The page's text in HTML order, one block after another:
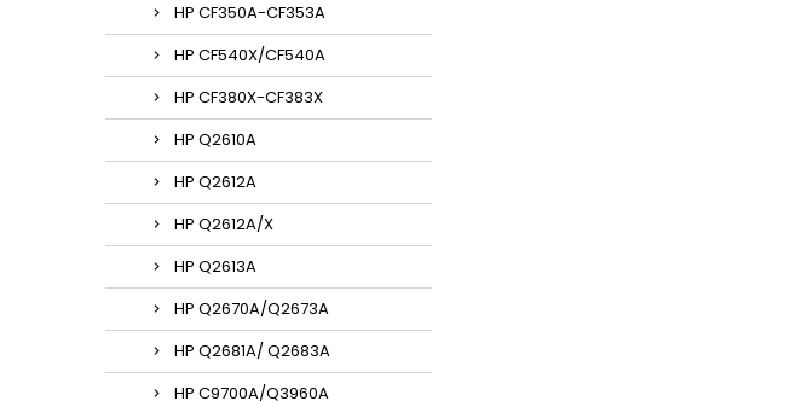
HP CF350A-CF353A
HP CF540X/CF540A
HP CF380X-CF383X
HP Q2610A
HP Q2612A
HP Q2612A/X
HP Q2613A
HP Q2670A/Q2673A
HP Q2681A/ Q2683A
HP C9700A/Q3960A